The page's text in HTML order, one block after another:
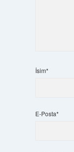
İsim*
E-Posta*